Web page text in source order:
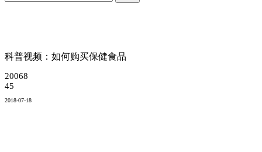
科普视频：如何购买保健食品
20068
45
2018-07-18